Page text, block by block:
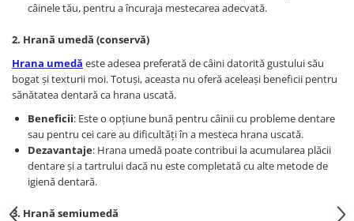
câinele tău, pentru a încuraja mestecarea adecvată.
2. Hrană umedă (conservă)
Hrana umedă este adesea preferată de câini datorită gustului său
bogat și texturii moi. Totuși, aceasta nu oferă aceleași beneficii pentru
sănătatea dentară ca hrana uscată.
Beneficii: Este o opțiune bună pentru câinii cu probleme dentare
sau pentru cei care au dificultăți în a mesteca hrana uscată.
Dezavantaje: Hrana umedă poate contribui la acumularea plăcii
dentare și a tartrului dacă nu este completată cu alte metode de
igienă dentară.
3. Hrană semiumedă